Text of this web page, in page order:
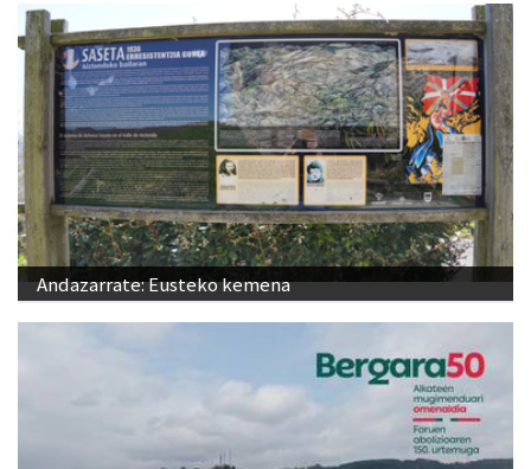
Andazarrate: Eusteko kemena